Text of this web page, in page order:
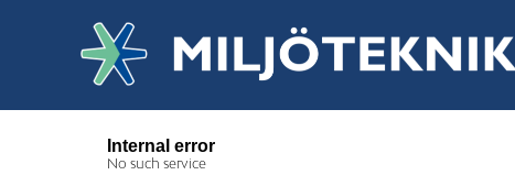
Internal error
No such service